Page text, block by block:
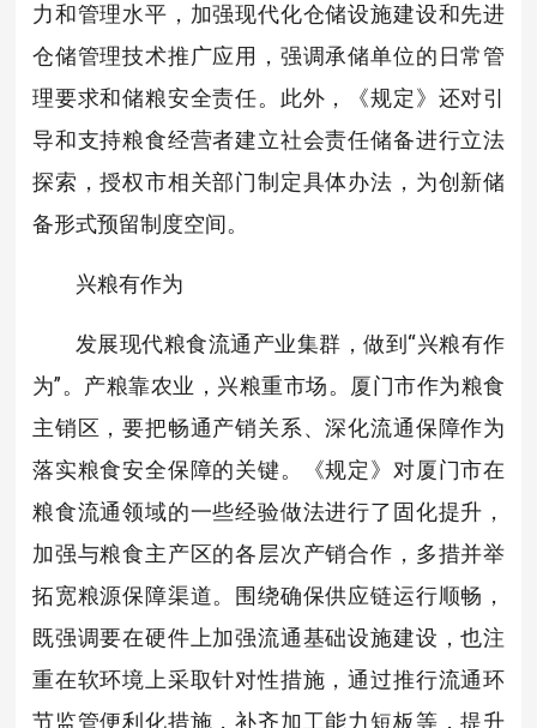
力和管理水平，加强现代化仓储设施建设和先进
仓储管理技术推广应用，强调承储单位的日常管
理要求和储粮安全责任。此外，《规定》还对引
导和支持粮食经营者建立社会责任储备进行立法
探索，授权市相关部门制定具体办法，为创新储
备形式预留制度空间。
兴粮有作为
发展现代粮食流通产业集群，做到“兴粮有作
为”。产粮靠农业，兴粮重市场。厦门市作为粮食
主销区，要把畅通产销关系、深化流通保障作为
落实粮食安全保障的关键。《规定》对厦门市在
粮食流通领域的一些经验做法进行了固化提升，
加强与粮食主产区的各层次产销合作，多措并举
拓宽粮源保障渠道。围绕确保供应链运行顺畅，
既强调要在硬件上加强流通基础设施建设，也注
重在软环境上采取针对性措施，通过推行流通环
节监管便利化措施，补齐加工能力短板等，提升